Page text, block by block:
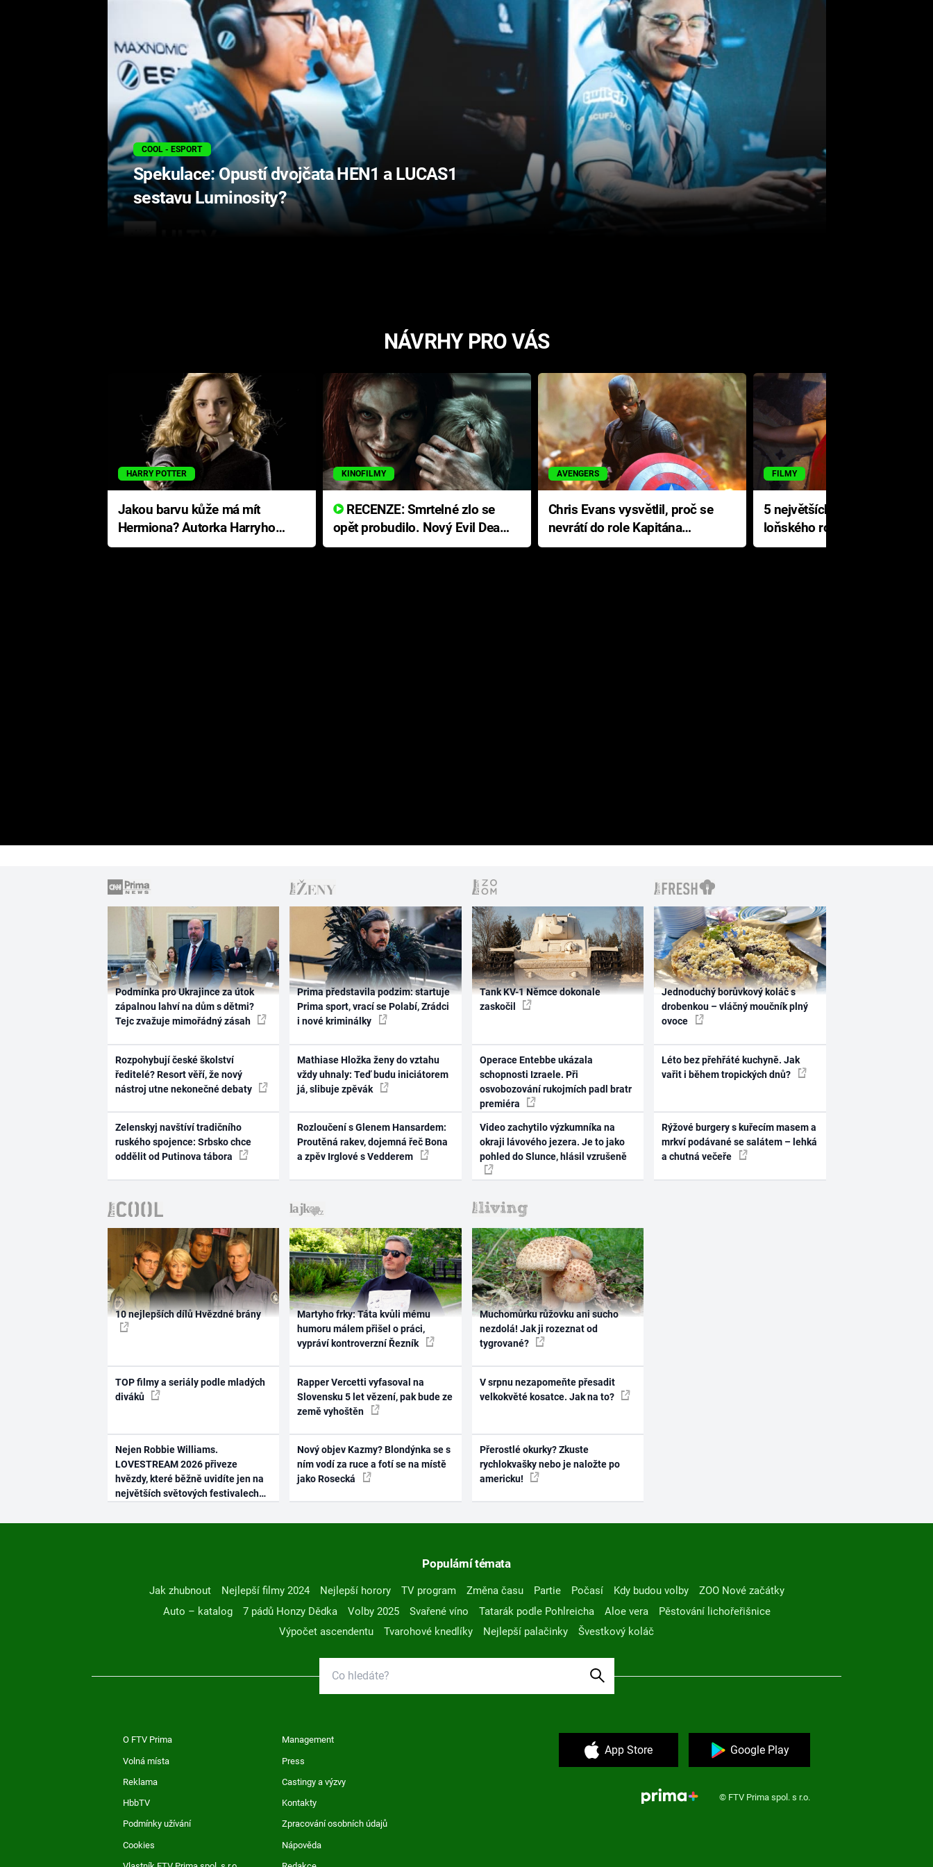
COOL - ESPORT
Spekulace: Opustí dvojčata HEN1 a LUCAS1
sestavu Luminosity?
NÁVRHY PRO VÁS
HARRY POTTER
Jakou barvu kůže má mít
Hermiona? Autorka Harryho
Pottera přišla s ráznou
KINOFILMY
RECENZE: Smrtelné zlo se
opět probudilo. Nový Evil Dead
přichází s neodolatelnou
AVENGERS
Chris Evans vysvětlil, proč se
nevrátí do role Kapitána
Ameriky
FILMY
5 největších propadáků
loňského roku: Disney na
jediné katastrofě prodělal 200
Podmínka pro Ukrajince za útok
zápalnou lahví na dům s dětmi?
Tejc zvažuje mimořádný zásah
Rozpohybují české školství
ředitelé? Resort věří, že nový
nástroj utne nekonečné debaty
Zelenskyj navštíví tradičního
ruského spojence: Srbsko chce
oddělit od Putinova tábora
Prima představila podzim: startuje
Prima sport, vrací se Polabí, Zrádci
i nové kriminálky
Mathiase Hložka ženy do vztahu
vždy uhnaly: Teď budu iniciátorem
já, slibuje zpěvák
Rozloučení s Glenem Hansardem:
Proutěná rakev, dojemná řeč Bona
a zpěv Irglové s Vedderem
Tank KV-1 Němce dokonale
zaskočil
Operace Entebbe ukázala
schopnosti Izraele. Při
osvobozování rukojmích padl bratr
premiéra
Video zachytilo výzkumníka na
okraji lávového jezera. Je to jako
pohled do Slunce, hlásil vzrušeně
Jednoduchý borůvkový koláč s
drobenkou – vláčný moučník plný
ovoce
Léto bez přehřáté kuchyně. Jak
vařit i během tropických dnů?
Rýžové burgery s kuřecím masem a
mrkví podávané se salátem – lehká
a chutná večeře
10 nejlepších dílů Hvězdné brány
TOP filmy a seriály podle mladých
diváků
Nejen Robbie Williams.
LOVESTREAM 2026 přiveze
hvězdy, které běžně uvidíte jen na
největších světových festivalech
Martyho frky: Táta kvůli mému
humoru málem přišel o práci,
vypráví kontroverzní Řezník
Rapper Vercetti vyfasoval na
Slovensku 5 let vězení, pak bude ze
země vyhoštěn
Nový objev Kazmy? Blondýnka se s
ním vodí za ruce a fotí se na místě
jako Rosecká
Muchomůrku růžovku ani sucho
nezdolá! Jak ji rozeznat od
tygrované?
V srpnu nezapomeňte přesadit
velkokvěté kosatce. Jak na to?
Přerostlé okurky? Zkuste
rychlokvašky nebo je naložte po
americku!
Populární témata
Jak zhubnout Nejlepší filmy 2024 Nejlepší horory TV program Změna času Partie Počasí Kdy budou volby
ZOO Nové začátky
Auto – katalog
7 pádů Honzy Dědka Volby 2025 Svařené víno Tatarák podle Pohlreicha Aloe vera
Pěstování lichořeřišnice
Výpočet ascendentu
Tvarohové knedlíky Nejlepší palačinky Švestkový koláč
O FTV Prima Management
Volná místa Press
Reklama Castingy a výzvy
HbbTV Kontakty
Podmínky užívání Zpracování osobních údajů
Cookies Nápověda
App Store Google Play
© FTV Prima spol. s r.o.